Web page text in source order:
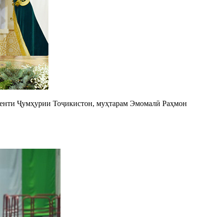
Ҷумҳурии Тоҷикистон, муҳтарам Эмомалӣ Раҳмон